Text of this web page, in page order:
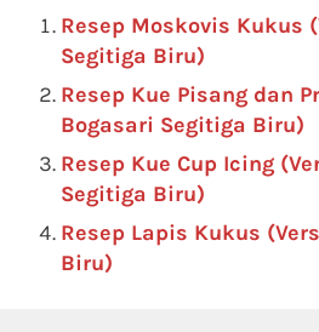
Resep Moskovis Kukus
Segitiga Biru)
Resep Kue Pisang dan
Bogasari Segitiga Biru)
Resep Kue Cup Icing
Segitiga Biru)
Resep Lapis Kukus
Biru)